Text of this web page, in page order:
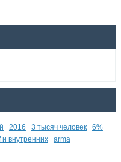
2016 3 тысяч человек
6%
внутренних arma